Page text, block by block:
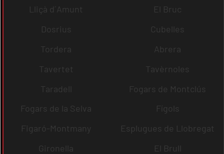
Lliçà d´Amunt
El Bruc
Dosrius
Cubelles
Tordera
Abrera
Tavertet
Tavèrnoles
Taradell
Fogars de Montclús
Fogars de la Selva
Fígols
Figaró-Montmany
Esplugues de Llobregat
Gironella
El Brull